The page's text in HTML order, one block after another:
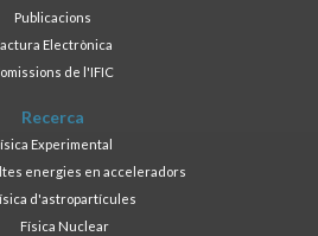
Publicacions
Electrònica
de l'IFIC
Recerca
Experimental
energies en acceleradors
d'astropartícules
Física Nuclear